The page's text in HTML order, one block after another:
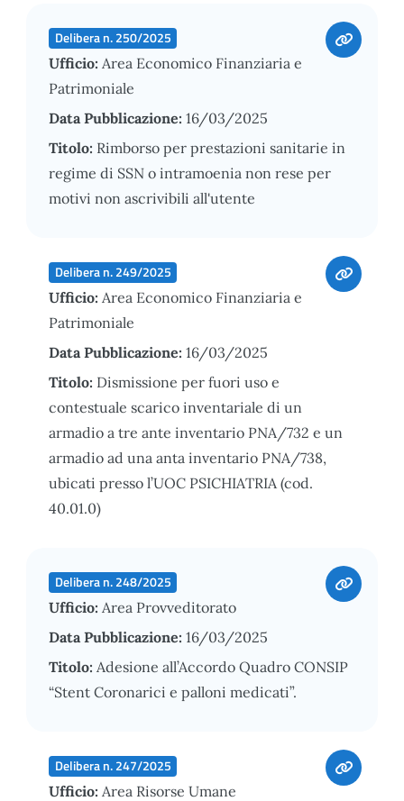
Delibera n. 250/2025
Ufficio: Area Economico Finanziaria e
Patrimoniale
Data Pubblicazione: 16/03/2025
Titolo: Rimborso per prestazioni sanitarie in
regime di SSN o intramoenia non rese per
motivi non ascrivibili all'utente
Delibera n. 249/2025
Ufficio: Area Economico Finanziaria e
Patrimoniale
Data Pubblicazione: 16/03/2025
Titolo: Dismissione per fuori uso e
contestuale scarico inventariale di un
armadio a tre ante inventario PNA/732 e un
armadio ad una anta inventario PNA/738,
ubicati presso l’UOC PSICHIATRIA (cod.
40.01.0)
Delibera n. 248/2025
Ufficio: Area Provveditorato
Data Pubblicazione: 16/03/2025
Titolo: Adesione all’Accordo Quadro CONSIP
“Stent Coronarici e palloni medicati”.
Delibera n. 247/2025
Ufficio: Area Risorse Umane